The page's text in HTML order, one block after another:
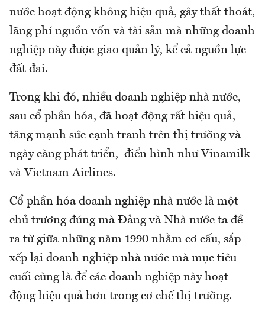
nước hoạt động không hiệu quả, gây thất thoát,
lãng phí nguồn vốn và tài sản mà những doanh
nghiệp này được giao quản lý, kể cả nguồn lực
đất đai.
Trong khi đó, nhiều doanh nghiệp nhà nước,
sau cổ phần hóa, đã hoạt động rất hiệu quả,
tăng mạnh sức cạnh tranh trên thị trường và
ngày càng phát triển, điển hình như Vinamilk
và Vietnam Airlines.
Cổ phần hóa doanh nghiệp nhà nước là một
chủ trương đúng mà Đảng và Nhà nước ta đề
ra từ giữa những năm 1990 nhằm cơ cấu, sắp
xếp lại doanh nghiệp nhà nước mà mục tiêu
cuối cùng là để các doanh nghiệp này hoạt
động hiệu quả hơn trong cơ chế thị trường.